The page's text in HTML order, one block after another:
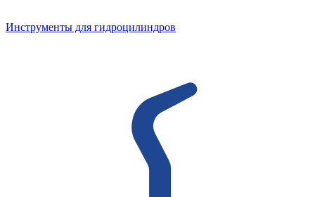
Инструменты для гидроцилиндров